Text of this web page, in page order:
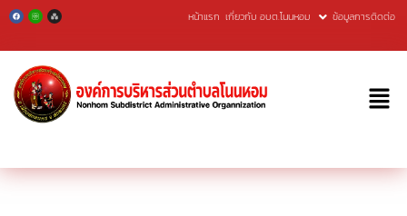
Skip
to
content
หน้าแรก เกี่ยวกับ อบต.โนนหอม ข้อมูลการติดต่อ